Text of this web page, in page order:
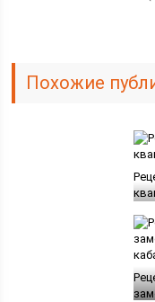
Похожие